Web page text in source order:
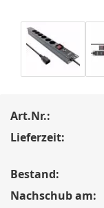
Art.Nr.:
Lieferzeit:
Bestand:
Nachschub am: